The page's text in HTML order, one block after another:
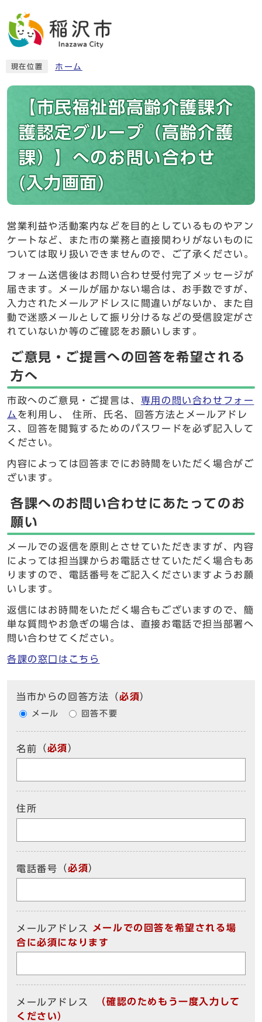
現在位置 ホーム
【市民福祉部高齢介護課介
護認定グループ（高齢介護
課）】へのお問い合わせ
(入力画面)
営業利益や活動案内などを目的としているものやアン
ケートなど、また市の業務と直接関わりがないものに
ついては取り扱いできませんので、ご了承ください。
フォーム送信後はお問い合わせ受付完了メッセージが
届きます。メールが届かない場合は、お手数ですが、
入力されたメールアドレスに間違いがないか、また自
動で迷惑メールとして振り分けるなどの受信設定がさ
れていないか等のご確認をお願いします。
ご意見・ご提言への回答を希望される
方へ
市政へのご意見・ご提言は、 専用の問い合わせフォー
ム を利用し、 住所、氏名、回答方法とメールアドレ
ス、回答を閲覧するためのパスワードを必ず記入して
ください。
内容によっては回答までにお時間をいただく場合がご
ざいます。
各課へのお問い合わせにあたってのお
願い
メールでの返信を原則とさせていただきますが、内容
によっては担当課からお電話させていただく場合もあ
りますので、電話番号をご記入くださいますようお願
いします。
返信にはお時間をいただく場合もございますので、簡
単な質問やお急ぎの場合は、直接お電話で担当部署へ
問い合わせてください。
各課の窓口はこちら
当市からの回答方法（必須）
メール 回答不要
名前 （必須）
住所
電話番号 （必須）
メールアドレス
メールでの回答を希望される場
合に必須になります
メールアドレス
（確認のためもう一度入力して
ください）